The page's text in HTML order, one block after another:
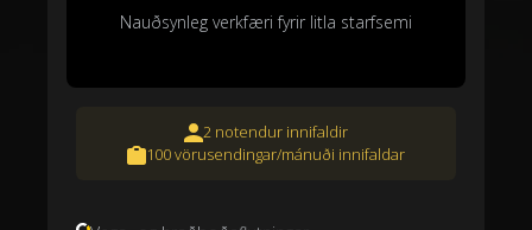
Nauðsynleg verkfæri fyrir litla starfsemi
2 notendur innifaldir
100 vörusendingar/mánuði innifaldar